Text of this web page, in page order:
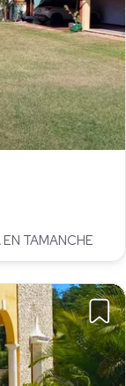
TAMANCHE